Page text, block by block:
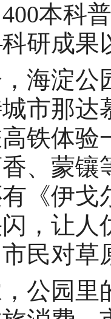
本科
研成果
淀公
市那达
铁体验
、蒙镶
《伊戈
，让
民对草
园里